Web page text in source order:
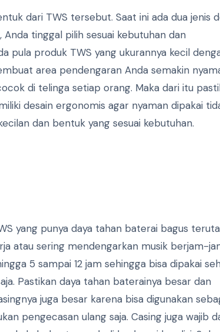
dari TWS tersebut. Saat ini ada dua jenis
tinggal pilih sesuai kebutuhan dan
pula produk TWS yang ukurannya kecil
area pendengaran Anda semakin
di telinga setiap orang. Maka dari itu
desain ergonomis agar nyaman dipakai
dan bentuk yang sesuai kebutuhan.
yang punya daya tahan baterai bagus
atau sering mendengarkan musik berjam-
5 sampai 12 jam sehingga bisa dipakai
Pastikan daya tahan baterainya besar dan
juga besar karena bisa digunakan
pengecasan ulang saja. Casing juga wajib